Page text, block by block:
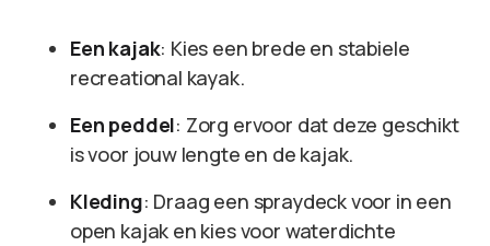
Een kajak: Kies een brede en stabiele
recreational kayak.
Een peddel: Zorg ervoor dat deze geschikt
is voor jouw lengte en de kajak.
Kleding: Draag een spraydeck voor in een
open kajak en kies voor waterdichte